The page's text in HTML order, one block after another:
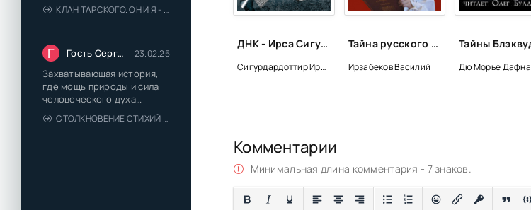
КЛАН ТАРСКОГО. ОН И Я - ЕЛЕНА ТОДОРОВА (1)
Г Гость Сергей 23.02.25
Захватывающая история,
где мощь природы и сила
человеческого духа
сплетаются в напряжённый
и
СТОЛКНОВЕНИЕ СТИХИЙ - ВАЛЕРИЙ ГУМИНСКИЙ
ДНК - Ирса Сигурдардоттир
Сигурдардоттир Ирса
Тайна русского слова - Василий Ирзабеков
Ирзабеков Василий Дю Морье Дафна
Комментарии
Минимальная длина комментария - 7 знаков.